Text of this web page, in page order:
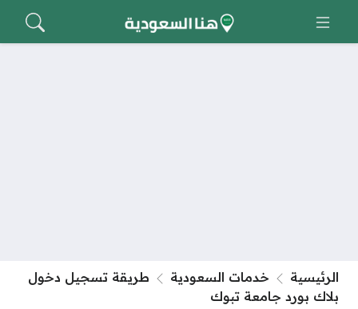
الرئيسية خدمات السعودية
طريقة تسجيل دخول
بلاك بورد جامعة تبوك